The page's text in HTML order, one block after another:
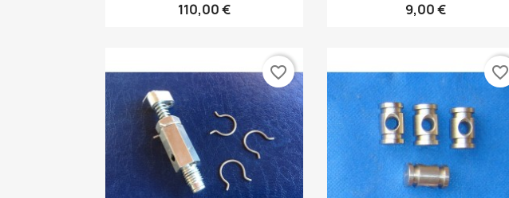
110,00 € 9,00 €
favorite_border favorite_border